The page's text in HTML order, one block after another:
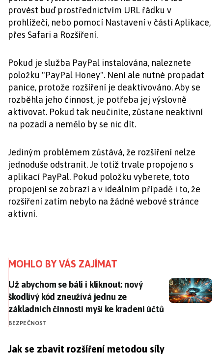
provést buď prostřednictvím URL řádku v
prohlížeči, nebo pomocí Nastavení v části Aplikace,
přes Safari a Rozšíření.
Pokud je služba PayPal instalována, naleznete
položku "PayPal Honey". Není ale nutné propadat
panice, protože rozšíření je deaktivováno. Aby se
rozběhla jeho činnost, je potřeba jej výslovně
aktivovat. Pokud tak neučiníte, zůstane neaktivní
na pozadí a nemělo by se nic dít.
Jediným problémem zůstává, že rozšíření nelze
jednoduše odstranit. Je totiž trvale propojeno s
aplikací PayPal. Pokud položku vyberete, toto
propojení se zobrazí a v ideálním případě i to, že
rozšíření zatím nebylo na žádné webové stránce
aktivní.
MOHLO BY VÁS ZAJÍMAT
Už abychom se báli i kliknout: nový škodlivý kód
Už abychom se báli i kliknout: nový
škodlivý kód zneužívá jednu ze
základních činností myší ke kradení účtů
BEZPEČNOST
Jak se zbavit rozšíření metodou síly